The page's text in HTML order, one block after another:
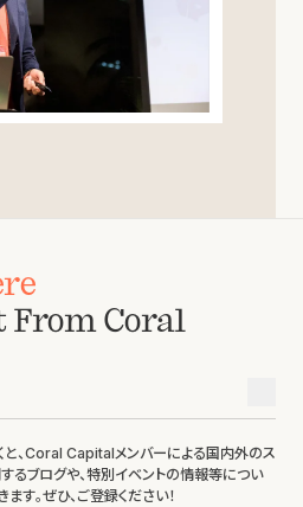
From Coral
と、Coral Capitalメンバーによる国内外のス
るブログや、特別イベントの情報等につい
す。ぜひ、ご登録ください！